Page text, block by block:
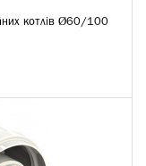
котлів Ø60/100